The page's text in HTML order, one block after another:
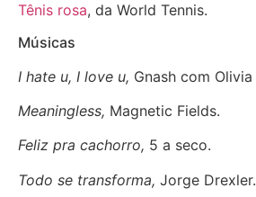
Tênis rosa, da World Tennis.
Músicas
I hate u, I love u, Gnash com Olivia
Meaningless, Magnetic Fields.
Feliz pra cachorro, 5 a seco.
Todo se transforma, Jorge Drexler.